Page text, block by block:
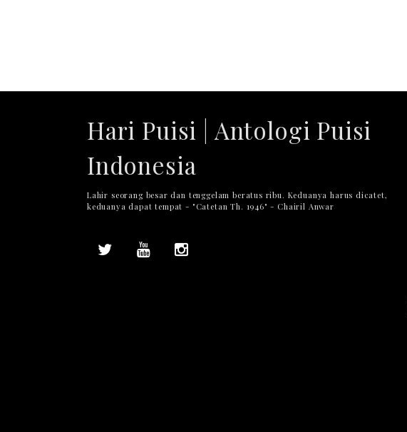
Hari Puisi | Antologi Puisi
Indonesia
Lahir seorang besar dan tenggelam beratus ribu. Keduanya harus dicatet,
keduanya dapat tempat - "Catetan Th. 1946" - Chairil Anwar